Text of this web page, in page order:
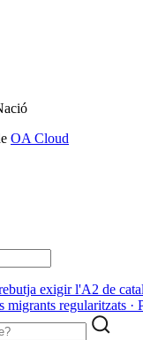
OA Cloud
exigir l'A2 de
migrants regularitzats ·